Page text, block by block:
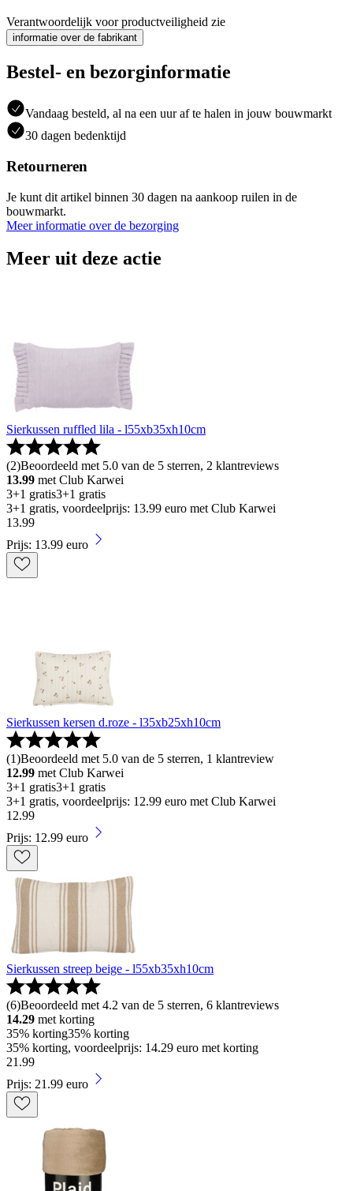
Verantwoordelijk voor productveiligheid zie
informatie over de fabrikant
Bestel- en bezorginformatie
Vandaag besteld, al na een uur af te halen in jouw bouwmarkt
30 dagen bedenktijd
Retourneren
Je kunt dit artikel binnen 30 dagen na aankoop ruilen in de
bouwmarkt.
Meer informatie over de bezorging
Meer uit deze actie
Sierkussen ruffled lila - l55xb35xh10cm
(2)Beoordeeld met 5.0 van de 5 sterren, 2 klantreviews
13.99 met Club Karwei
3+1 gratis3+1 gratis
3+1 gratis, voordeelprijs: 13.99 euro met Club Karwei
13.99
Prijs: 13.99 euro
Sierkussen kersen d.roze - l35xb25xh10cm
(1)Beoordeeld met 5.0 van de 5 sterren, 1 klantreview
12.99 met Club Karwei
3+1 gratis3+1 gratis
3+1 gratis, voordeelprijs: 12.99 euro met Club Karwei
12.99
Prijs: 12.99 euro
Sierkussen streep beige - l55xb35xh10cm
(6)Beoordeeld met 4.2 van de 5 sterren, 6 klantreviews
14.29 met korting
35% korting35% korting
35% korting, voordeelprijs: 14.29 euro met korting
21 .99
Prijs: 21.99 euro